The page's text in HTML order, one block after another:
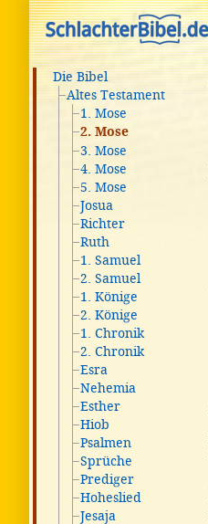
Die Bibel
Altes Testament
1. Mose
2. Mose
3. Mose
4. Mose
5. Mose
Josua
Richter
Ruth
1. Samuel
2. Samuel
1. Könige
2. Könige
1. Chronik
2. Chronik
Esra
Nehemia
Esther
Hiob
Psalmen
Sprüche
Prediger
Hoheslied
Jesaja